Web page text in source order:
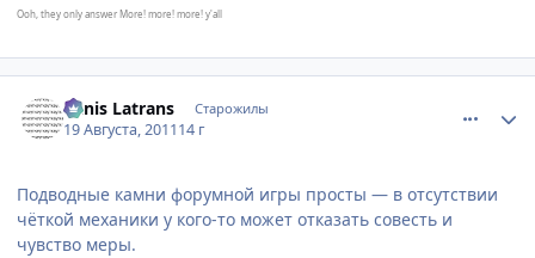
Ooh, they only answer More! more! more! y'all
Canis Latrans Старожилы
19 Августа, 201114 г
Подводные камни форумной игры просты — в отсутствии
чёткой механики у кого-то может отказать совесть и
чувство меры.